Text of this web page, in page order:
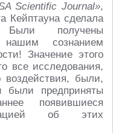
Scientific Journal»,
Кейптауна сделала
Были получены
сознанием
Значение этого
все исследования,
воздействия, были,
были предприняты
появившиеся
об этих